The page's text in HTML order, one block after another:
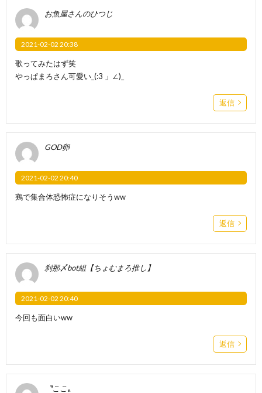
お魚屋さんのひつじ
2021-02-02 20:38
歌ってみたはず笑
やっぱまろさん可愛い_(:3 」∠)_
返信
GOD卵
2021-02-02 20:40
鶏で集合体恐怖症になりそう‪w‪w
返信
刹那〆bot組【ちょむまろ推し】
2021-02-02 20:40
今回も面白いww
返信
〝ここ〟